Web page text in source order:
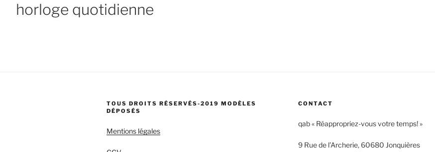
horloge quotidienne
TOUS DROITS RÉSERVÉS-2019 MODÈLES
DÉPOSÉS
Mentions légales
CONTACT
qab « Réappropriez-vous votre temps! »
9 Rue de l’Archerie, 60680 Jonquières